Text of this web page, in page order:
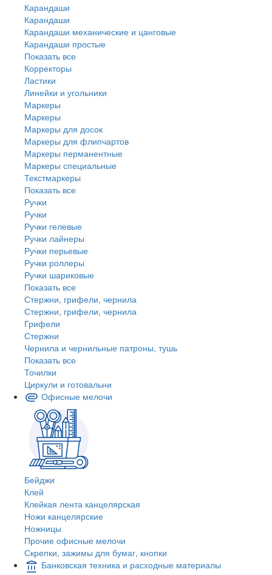
Карандаши
Карандаши
Карандаши механические и цанговые
Карандаши простые
Показать все
Корректоры
Ластики
Линейки и угольники
Маркеры
Маркеры
Маркеры для досок
Маркеры для флипчартов
Маркеры перманентные
Маркеры специальные
Текстмаркеры
Показать все
Ручки
Ручки
Ручки гелевые
Ручки лайнеры
Ручки перьевые
Ручки роллеры
Ручки шариковые
Показать все
Стержни, грифели, чернила
Стержни, грифели, чернила
Грифели
Стержни
Чернила и чернильные патроны, тушь
Показать все
Точилки
Циркули и готовальни
Офисные мелочи
Бейджи
Клей
Клейкая лента канцелярская
Ножи канцелярские
Ножницы
Прочие офисные мелочи
Скрепки, зажимы для бумаг, кнопки
Банковская техника и расходные материалы